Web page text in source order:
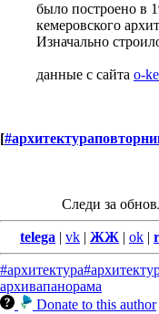
было построено в
кемеровского
Изначально
данные с сайта o-
[
Следи за
telega | vk | ЖЖ | ok |
#архитектура
архивапанорама
Donate to this author